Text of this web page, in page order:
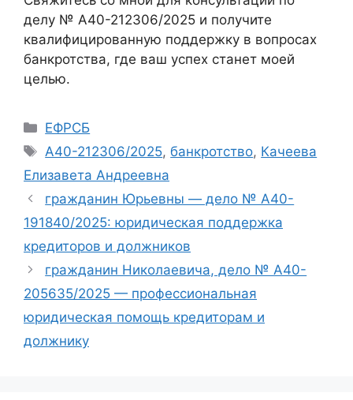
делу № А40-212306/2025 и получите
квалифицированную поддержку в вопросах
банкротства, где ваш успех станет моей
целью.
Рубрики
ЕФРСБ
Метки
А40-212306/2025,банкротство, Качеева
Елизавета Андреевна
гражданин Юрьевны — дело № А40-
191840/2025: юридическая поддержка
кредиторов и должников
гражданин Николаевича, дело № А40-
205635/2025 — профессиональная
юридическая помощь кредиторам и
должнику